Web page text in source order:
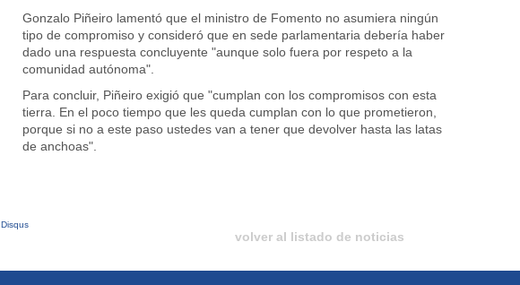
Gonzalo Piñeiro lamentó que el ministro de Fomento no asumiera ningún
tipo de compromiso y consideró que en sede parlamentaria debería haber
dado una respuesta concluyente "aunque solo fuera por respeto a la
comunidad autónoma".
Para concluir, Piñeiro exigió que "cumplan con los compromisos con esta
tierra. En el poco tiempo que les queda cumplan con lo que prometieron,
porque si no a este paso ustedes van a tener que devolver hasta las latas
de anchoas".
Disqus
volver al listado de noticias